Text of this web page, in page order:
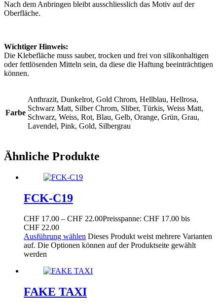
Nach dem Anbringen bleibt ausschliesslich das Motiv auf der
Oberfläche.
Wichtiger Hinweis:
Die Klebefläche muss sauber, trocken und frei von silikonhaltigen
oder fettlösenden Mitteln sein, da diese die Haftung beeinträchtigen
können.
Farbe
Anthrazit, Dunkelrot, Gold Chrom, Hellblau, Hellrosa,
Schwarz Matt, Silber Chrom, Sliber, Türkis, Weiss Matt,
Schwarz, Weiss, Rot, Blau, Gelb, Orange, Grün, Grau,
Lavendel, Pink, Gold, Silbergrau
Ähnliche Produkte
FCK-C19
CHF 17.00 – CHF 22.00Preisspanne: CHF 17.00 bis
CHF 22.00
Ausführung wählen Dieses Produkt weist mehrere Varianten
auf. Die Optionen können auf der Produktseite gewählt
werden
FAKE TAXI